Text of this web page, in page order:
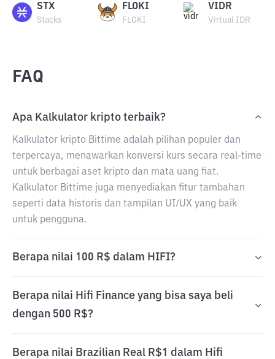
STX
Stacks
FLOKI
FLOKI
VIDR
Virtual IDR
FAQ
Apa Kalkulator kripto terbaik?
Kalkulator kripto Bittime adalah pilihan populer dan
terpercaya, menawarkan konversi kurs secara real-time
untuk berbagai aset kripto dan mata uang fiat.
Kalkulator Bittime juga menyediakan fitur tambahan
seperti data historis dan tampilan UI/UX yang baik
untuk pengguna.
Berapa nilai 100 R$ dalam HIFI?
Berapa nilai Hifi Finance yang bisa saya beli
dengan 500 R$?
Berapa nilai Brazilian Real R$1 dalam Hifi